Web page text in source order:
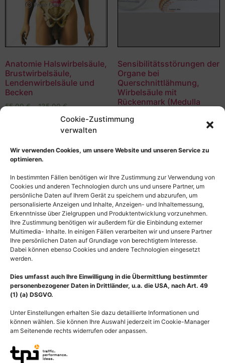
Cookie-Zustimmung
verwalten
Wir verwenden Cookies, um unsere Website und unseren Service zu
optimieren.
In bestimmten Fällen benötigen wir Ihre Zustimmung zur Verwendung von
Cookies und anderen Technologien durch uns und unsere Partner, um
persönliche Daten auf Ihrem Gerät zu speichern und abzurufen, um
personalisierte Anzeigen und Inhalte, Anzeigen- und Inhaltemessung,
Erkenntnisse über Zielgruppen und Produktentwicklung vorzunehmen.
Ihre Zustimmung benötigen wir außerdem für die Einbindung externer
Multimedia- Inhalte. In einigen Fällen verarbeiten wir und unsere Partner
Ihre persönlichen Daten auf Grundlage von berechtigtem Interesse.
Dabei können ebenso Cookies und andere Technologien eingesetzt
werden.
Dies umfasst auch Ihre Einwilligung in die Übermittlung bestimmter
personenbezogener Daten in Drittländer, u.a. die USA, nach Art. 49
(1) (a) DSGVO.
Unter Einstellungen erhalten Sie dazu detaillierte Informationen und
können wählen. Sie können Ihre Auswahl jederzeit im Cookie-Manager
am Seitenende rechts widerrufen oder anpassen.
Anatomie Halswirbelsäule,
Brustwirbelsäule,
Lendenwirbelsäule und
Becken
55,00€–135,00€
Bildnummer: 3500
Sensibilitätsstörungen der
Organe bei
Querschnittlähmung,
Wirbelsäule mit
Rückenmark (Medulla
Rückenmarksnerven
Bildnummer: 3229
Anatomie Wirbelsäule mit